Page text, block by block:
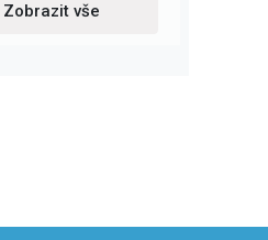
Zobrazit vše